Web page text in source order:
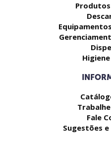
Fale
Sugestões e